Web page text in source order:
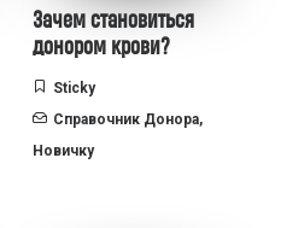
Зачем становиться
донором крови?
Sticky
Справочник Донора,
Новичку